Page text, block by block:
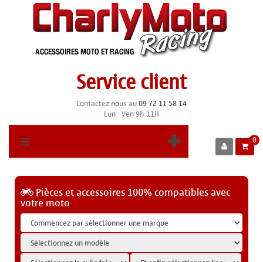
Service client
Contactez nous au09 72 11 58 14
Lun - Ven 9h-11H
0
Pièces et accessoires 100% compatibles avec
votre moto